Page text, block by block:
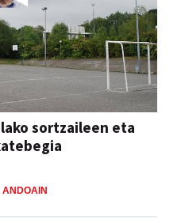
sortzaileen eta
ANDOAIN